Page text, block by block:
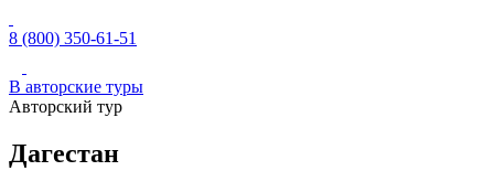
8 (800) 350-61-51
В авторские туры
Авторский тур
Дагестан